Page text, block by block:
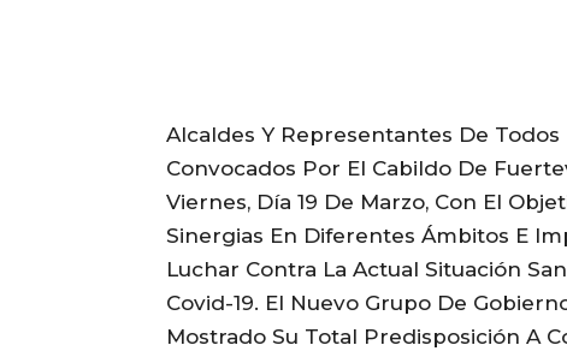
Alcaldes Y Representantes De
Convocados Por El Cabildo De
Viernes, Día 19 De Marzo, Con El
Sinergias En Diferentes Ámbitos E
Luchar Contra La Actual Situación
Covid-19. El Nuevo Grupo De
Mostrado Su Total Predisposición A